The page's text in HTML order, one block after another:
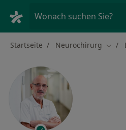
Wonach suchen Sie?
Startseite Neurochirurg Stadt